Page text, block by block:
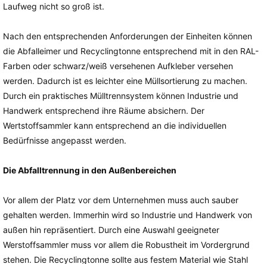
Laufweg nicht so groß ist.
Nach den entsprechenden Anforderungen der Einheiten können
die Abfalleimer und Recyclingtonne entsprechend mit in den RAL-
Farben oder schwarz/weiß versehenen Aufkleber versehen
werden. Dadurch ist es leichter eine Müllsortierung zu machen.
Durch ein praktisches Mülltrennsystem können Industrie und
Handwerk entsprechend ihre Räume absichern. Der
Wertstoffsammler kann entsprechend an die individuellen
Bedürfnisse angepasst werden.
Die Abfalltrennung in den Außenbereichen
Vor allem der Platz vor dem Unternehmen muss auch sauber
gehalten werden. Immerhin wird so Industrie und Handwerk von
außen hin repräsentiert. Durch eine Auswahl geeigneter
Werstoffsammler muss vor allem die Robustheit im Vordergrund
stehen. Die Recyclingtonne sollte aus festem Material wie Stahl